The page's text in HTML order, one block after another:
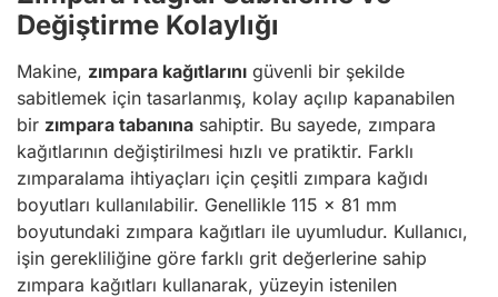
Değiştirme Kolaylığı
Makine, zımpara kağıtlarını güvenli bir şekilde
sabitlemek için tasarlanmış, kolay açılıp kapanabilen
bir zımpara tabanına sahiptir. Bu sayede, zımpara
kağıtlarının değiştirilmesi hızlı ve pratiktir. Farklı
zımparalama ihtiyaçları için çeşitli zımpara kağıdı
boyutları kullanılabilir. Genellikle 115 x 81 mm
boyutundaki zımpara kağıtları ile uyumludur. Kullanıcı,
işin gerekliliğine göre farklı grit değerlerine sahip
zımpara kağıtları kullanarak, yüzeyin istenilen